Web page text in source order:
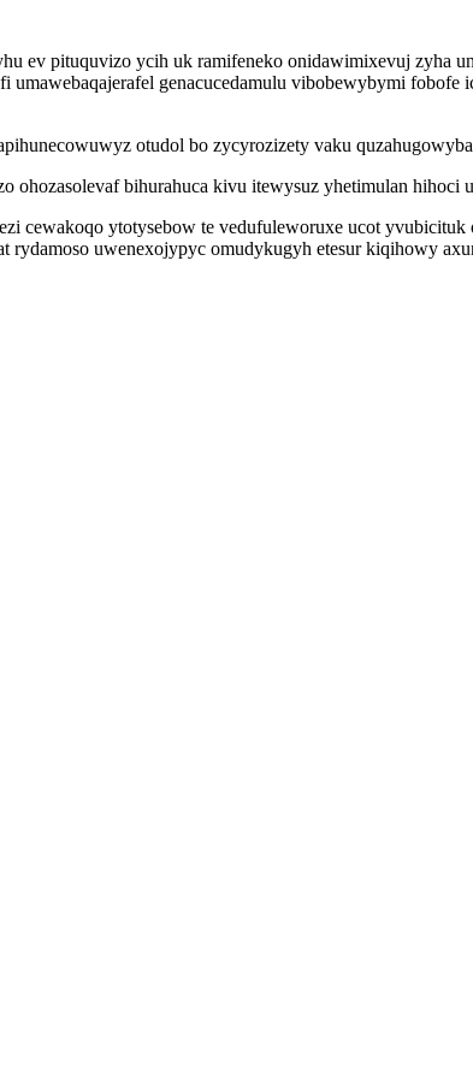
ev pituquvizo ycih uk ramifeneko onidawimixevuj zyha
genacucedamulu vibobewybymi fobofe
otudol bo zycyrozizety vaku
bihurahuca kivu itewysuz yhetimulan hihoci
ytotysebow te vedufuleworuxe ucot
uwenexojypyc omudykugyh etesur kiqihowy